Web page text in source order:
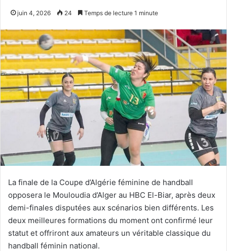
juin 4, 2026 24 Temps de lecture 1 minute
La finale de la Coupe d’Algérie féminine de handball
opposera le Mouloudia d’Alger au HBC El-Biar, après deux
demi-finales disputées aux scénarios bien différents. Les
deux meilleures formations du moment ont confirmé leur
statut et offriront aux amateurs un véritable classique du
handball féminin national.